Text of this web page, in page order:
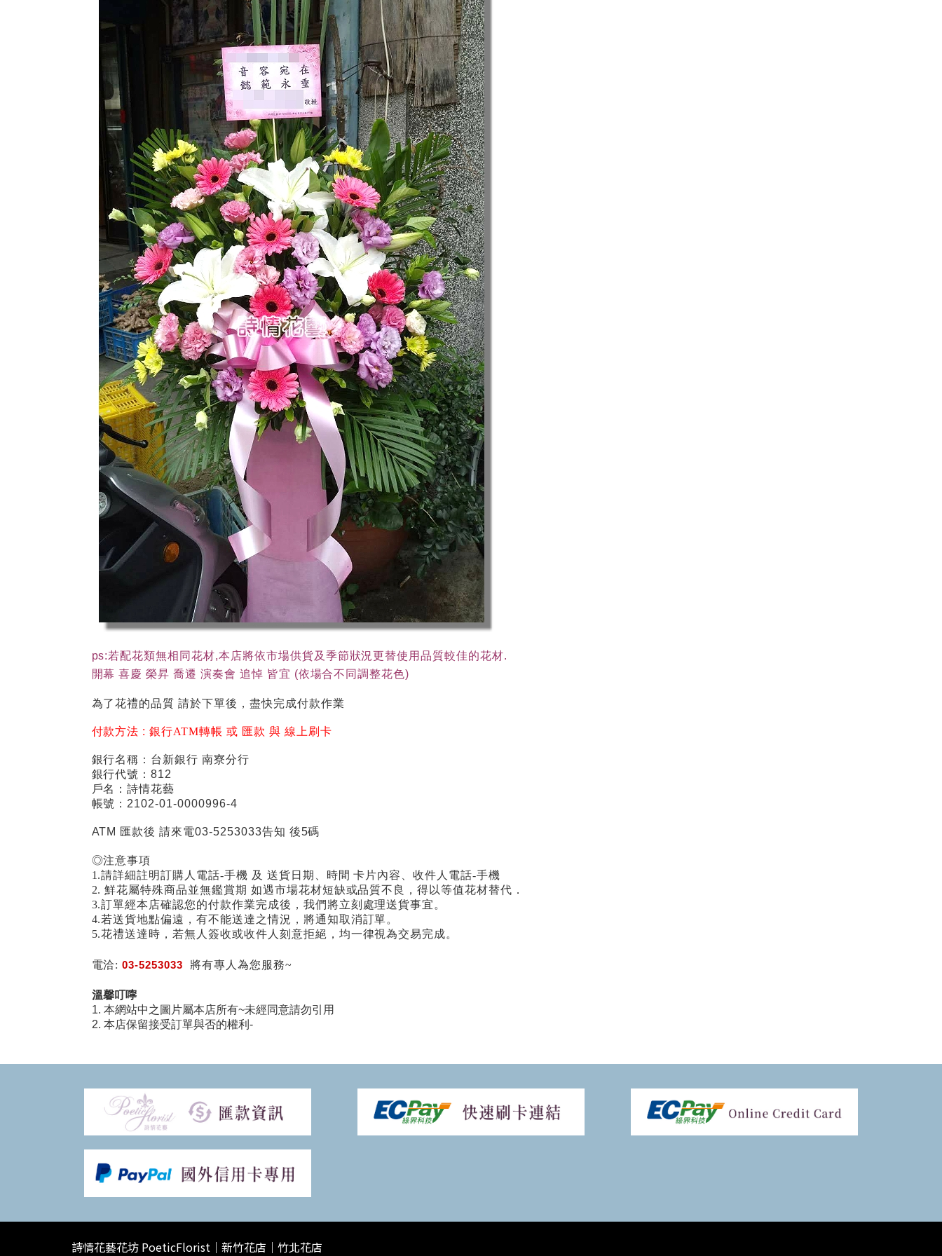
ps:若配花類無相同花材,本店將依市場供貨及季節狀況更替使用品質較佳的花材.
開幕 喜慶 榮昇 喬遷 演奏會 追悼 皆宜 (依場合不同調整花色)
為了花禮的品質 請於下單後，盡快完成付款作業
付款方法 :銀行ATM轉帳 或 匯款 與 線上刷卡
銀行名稱：台新銀行 南寮分行
銀行代號：812
戶名：詩情花藝
帳號：2102-01-0000996-4
ATM 匯款後 請來電03-5253033告知 後5碼
◎注意事項
1.請詳細註明訂購人電話-手機 及 送貨日期、時間 卡片內容、收件人電話-手機
2. 鮮花屬特殊商品並無鑑賞期 如遇市場花材短缺或品質不良，得以等值花材替代．
3.訂單經本店確認您的付款作業完成後，我們將立刻處理送貨事宜。
4.若送貨地點偏遠，有不能送達之情況，將通知取消訂單。
5.花禮送達時，若無人簽收或收件人刻意拒絕，均一律視為交易完成。
電洽:03-5253033 將有專人為您服務~
溫馨叮嚀
1. 本網站中之圖片屬本店所有~未經同意請勿引用
2. 本店保留接受訂單與否的權利-
詩情花藝花坊 PoeticFlorist｜新竹花店｜竹北花店